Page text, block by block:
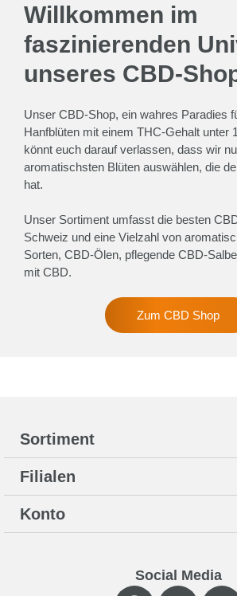
Willkommen im
faszinierenden
unseres CBD-
Unser CBD-Shop, ein wahres Paradies
Hanfblüten mit einem THC-Gehalt unter
könnt euch darauf verlassen, dass wir
aromatischsten Blüten auswählen, die
hat.
Unser Sortiment umfasst die besten
Schweiz und eine Vielzahl von
Sorten, CBD-Ölen, pflegende CBD-
mit CBD.
Zum CBD Shop
Sortiment
Filialen
Konto
Social Media